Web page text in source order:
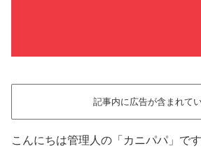
記事内に広告が含まれて
こんにちは管理人の「カニパパ」です